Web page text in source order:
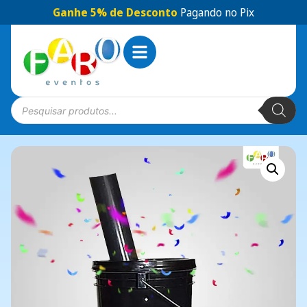
Ganhe 5% de Desconto Pagando no Pix